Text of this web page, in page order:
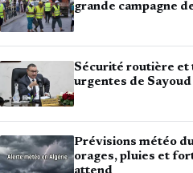
grande campagne
Sécurité routière et
urgentes de
Prévisions météo
orages, pluies et